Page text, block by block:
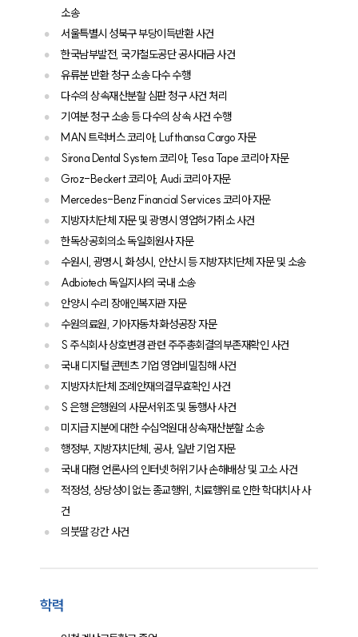
소송
서울특별시 성북구 부당이득반환 사건
한국남부발전, 국가철도공단 공사대금 사건
유류분 반환 청구 소송 다수 수행
다수의 상속재산분할 심판 청구 사건 처리
기여분 청구 소송 등 다수의 상속 사건 수행
MAN 트럭버스 코리아, Lufthansa Cargo 자문
Sirona Dental System 코리아, Tesa Tape 코리아 자문
Groz-Beckert 코리아, Audi 코리아 자문
Mercedes-Benz Financial Services 코리아 자문
지방자치단체 자문 및 광명시 영업허가취소 사건
한독상공회의소 독일회원사 자문
수원시, 광명시, 화성시, 안산시 등 지방자치단체 자문 및 소송
Adbiotech 독일지사의 국내 소송
안양시 수리 장애인복지관 자문
수원의료원, 기아자동차 화성공장 자문
S 주식회사 상호변경 관련 주주총회결의부존재확인 사건
국내 디지털 콘텐츠 기업 영업비밀침해 사건
지방자치단체 조례안재의결무효확인 사건
S 은행 은행원의 사문서위조 및 동행사 사건
미지급 지분에 대한 수십억원대 상속재산분할 소송
행정부, 지방자치단체, 공사, 일반 기업 자문
국내 대형 언론사의 인터넷 허위기사 손해배상 및 고소 사건
적정성, 상당성이 없는 종교행위, 치료행위로 인한 학대치사 사
건
의붓딸 강간 사건
학력